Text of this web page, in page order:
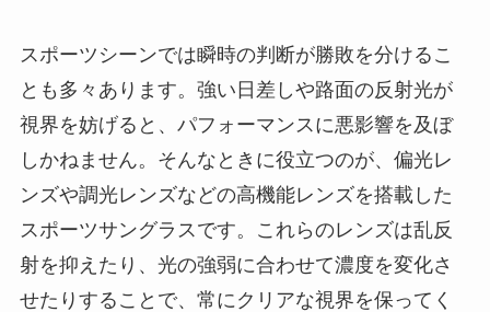
スポーツシーンでは瞬時の判断が勝敗を分けるこ
とも多々あります。強い日差しや路面の反射光が
視界を妨げると、パフォーマンスに悪影響を及ぼ
しかねません。そんなときに役立つのが、偏光レ
ンズや調光レンズなどの高機能レンズを搭載した
スポーツサングラスです。これらのレンズは乱反
射を抑えたり、光の強弱に合わせて濃度を変化さ
せたりすることで、常にクリアな視界を保ってく